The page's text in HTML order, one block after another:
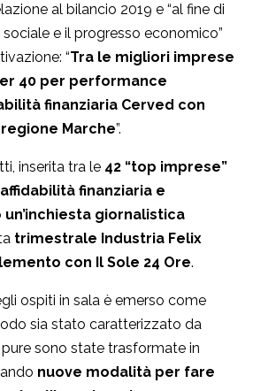
al bilancio 2019 e “al fine di
e il progresso economico”
“Tra le migliori imprese
40 per performance
finanziaria Cerved con
Marche”.
inserita tra le 42 “top imprese”
finanziaria e
un’inchiesta giornalistica
trimestrale Industria Felix
con Il Sole 24 Ore.
ospiti in sala è emerso come
sia stato caratterizzato da
sono state trasformate in
nuove modalità per fare